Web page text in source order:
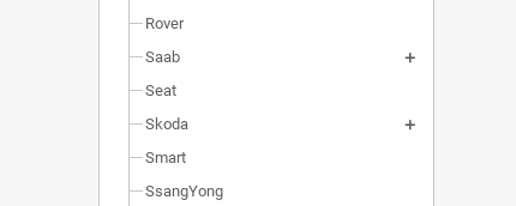
Rover
Saab
Seat
Skoda
Smart
SsangYong